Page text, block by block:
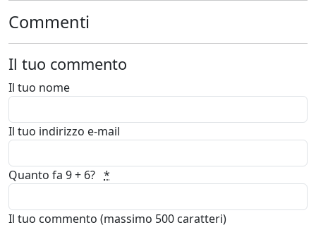
Commenti
Il tuo commento
Il tuo nome
Il tuo indirizzo e-mail
Quanto fa 9 + 6? *
Il tuo commento (massimo 500 caratteri)